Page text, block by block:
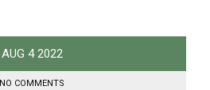
AUG 4 2022
NO COMMENTS